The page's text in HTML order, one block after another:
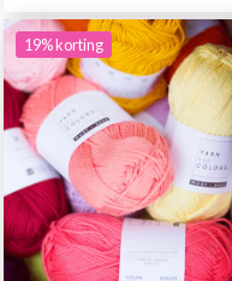
19% korting